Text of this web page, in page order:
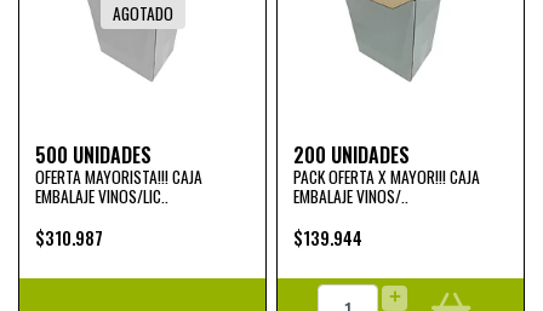
AGOTADO
500 UNIDADES
OFERTA MAYORISTA!!! CAJA
EMBALAJE VINOS/LIC..
$310.987
200 UNIDADES
PACK OFERTA X MAYOR!!! CAJA
EMBALAJE VINOS/..
$139.944
+